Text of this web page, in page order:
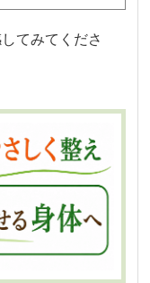
てみてくださ